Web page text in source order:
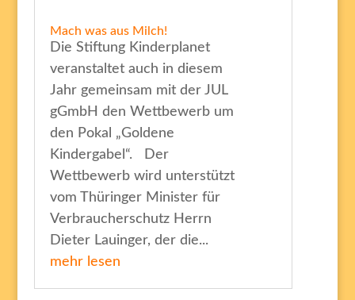
Mach was aus Milch!
Die Stiftung Kinderplanet
veranstaltet auch in diesem
Jahr gemeinsam mit der JUL
gGmbH den Wettbewerb um
den Pokal „Goldene
Kindergabel“. Der
Wettbewerb wird unterstützt
vom Thüringer Minister für
Verbraucherschutz Herrn
Dieter Lauinger, der die...
mehr lesen